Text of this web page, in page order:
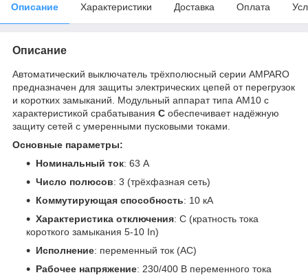
Описание Характеристики Доставка Оплата
Описание
Автоматический выключатель трёхполюсный серии AMPARO
предназначен для защиты электрических цепей от перегрузок
и коротких замыканий. Модульный аппарат типа AM10 с
характеристикой срабатывания C обеспечивает надёжную
защиту сетей с умеренными пусковыми токами.
Основные параметры:
Номинальный ток: 63 А
Число полюсов: 3 (трёхфазная сеть)
Коммутирующая способность: 10 кА
Характеристика отключения: C (кратность тока
короткого замыкания 5-10 In)
Исполнение: переменный ток (AC)
Рабочее напряжение: 230/400 В переменного тока